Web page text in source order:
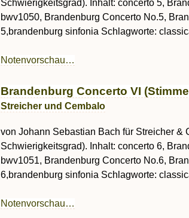
Schwierigkeitsgrad). Inhalt: concerto 5,
bwv1050, Brandenburg Concerto No.5,
5,brandenburg sinfonia Schlagworte:
Notenvorschau…
Brandenburg Concerto VI
Streicher und Cembalo
von Johann Sebastian Bach für Streicher &
Schwierigkeitsgrad). Inhalt: concerto 6,
bwv1051, Brandenburg Concerto No.6,
6,brandenburg sinfonia Schlagworte:
Notenvorschau…